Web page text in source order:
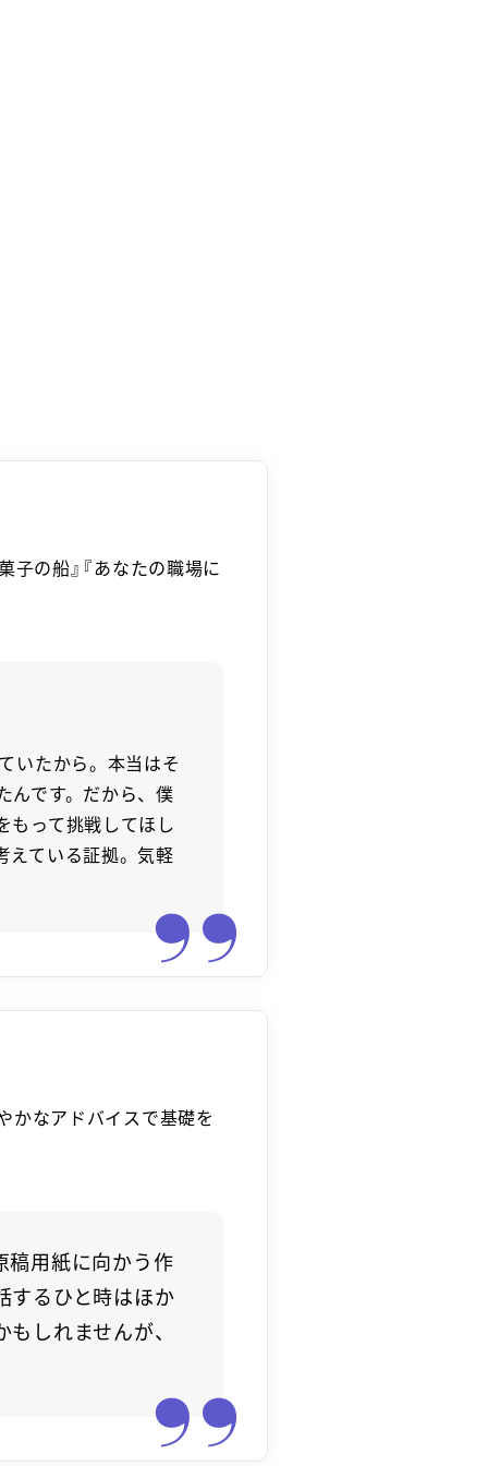
の船』『あなたの職場に
いたから。本当はそ
んです。だから、僕
もって挑戦してほし
えている証拠。気軽
かなアドバイスで基礎を
稿用紙に向かう作
するひと時はほか
しれませんが、